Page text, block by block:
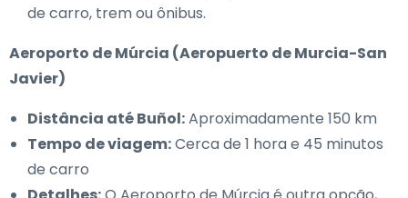
de carro, trem ou ônibus.
Aeroporto de Múrcia (Aeropuerto de Murcia-San
Javier)
Distância até Buñol:Aproximadamente 150 km
Tempo de viagem:Cerca de 1 hora e 45 minutos
de carro